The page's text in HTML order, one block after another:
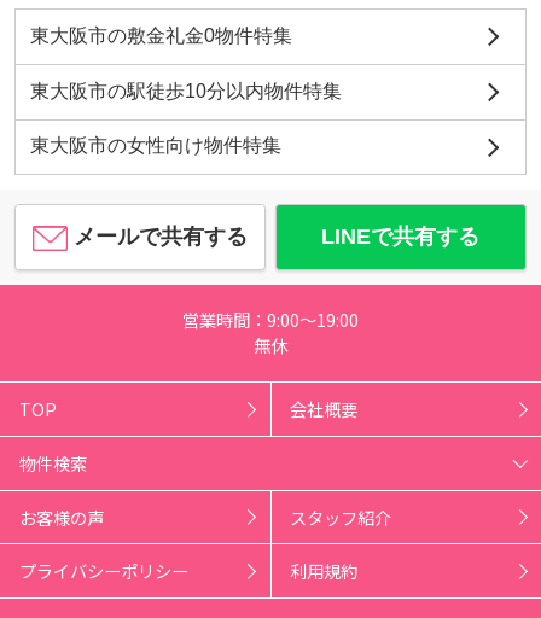
東大阪市の敷金礼金0物件特集
東大阪市の駅徒歩10分以内物件特集
東大阪市の女性向け物件特集
メールで共有する LINEで共有する
営業時間：9:00～19:00
無休
TOP 会社概要
物件検索
お客様の声 スタッフ紹介
プライバシーポリシー 利用規約